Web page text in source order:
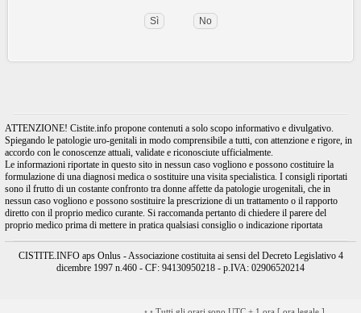
ATTENZIONE! Cistite.info propone contenuti a solo scopo informativo e divulgativo.
Spiegando le patologie uro-genitali in modo comprensibile a tutti, con attenzione e rigore, in
accordo con le conoscenze attuali, validate e riconosciute ufficialmente.
Le informazioni riportate in questo sito in nessun caso vogliono e possono costituire la
formulazione di una diagnosi medica o sostituire una visita specialistica. I consigli riportati
sono il frutto di un costante confronto tra donne affette da patologie urogenitali, che in
nessun caso vogliono e possono sostituire la prescrizione di un trattamento o il rapporto
diretto con il proprio medico curante. Si raccomanda pertanto di chiedere il parere del
proprio medico prima di mettere in pratica qualsiasi consiglio o indicazione riportata
CISTITE.INFO aps Onlus - Associazione costituita ai sensi del Decreto Legislativo 4
dicembre 1997 n.460 - CF: 94130950218 - p.IVA: 02906520214